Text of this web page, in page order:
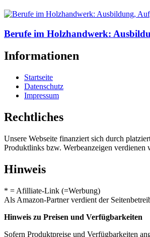
Berufe im Holzhandwerk:
Informationen
Startseite
Datenschutz
Impressum
Rechtliches
Unsere Webseite finanziert sich durch
Produktlinks bzw. Werbeanzeigen verdienen
Hinweis
* = Afilliate-Link (=Werbung)
Als Amazon-Partner verdient der
Hinweis zu Preisen und Verfügbarkeiten
Sofern Produktpreise und Verfügbarkeiten